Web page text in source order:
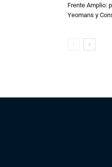
Frente Amplio:
Yeomans y